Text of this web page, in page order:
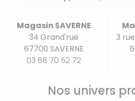
Magasin SAVERNE
34 Grand'rue
67700 SAVERNE
03 88 70 52 72
3
Nos univers